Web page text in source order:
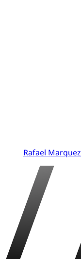
Rafael Marquez